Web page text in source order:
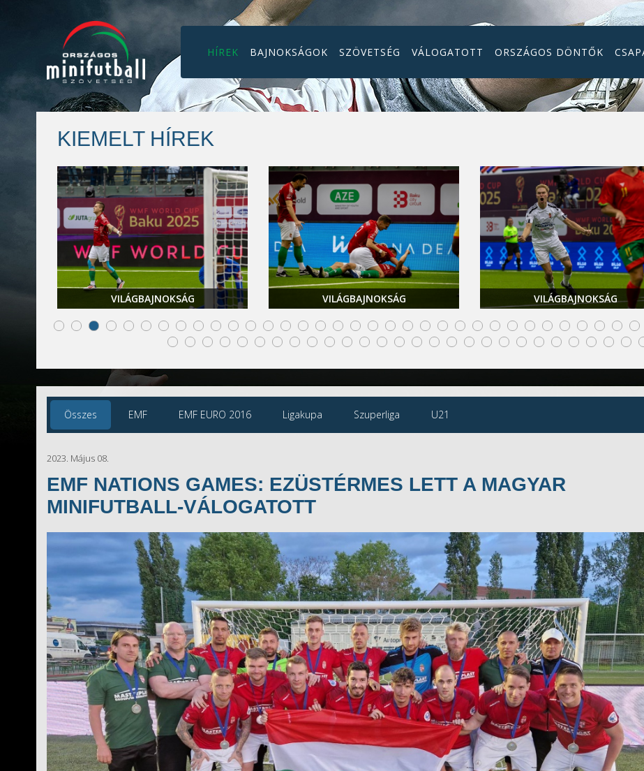
HÍREK BAJNOKSÁGOK SZÖVETSÉG VÁLOGATOTT ORSZÁGOS DÖNTŐK
KIEMELT HÍREK
VILÁGBAJNOKSÁG VILÁGBAJNOKSÁG VILÁGBAJNOKSÁG
Összes EMF EMF EURO 2016 Ligakupa Szuperliga U21
2023. Május 08.
EMF NATIONS GAMES: EZÜSTÉRMES LETT A MAGYAR
MINIFUTBALL-VÁLOGATOTT